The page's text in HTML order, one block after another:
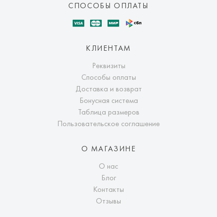
СПОСОБЫ ОПЛАТЫ
КЛИЕНТАМ
Реквизиты
Способы оплаты
Доставка и возврат
Бонусная система
Таблица размеров
Пользовательское соглашение
О МАГАЗИНЕ
О нас
Блог
Контакты
Отзывы